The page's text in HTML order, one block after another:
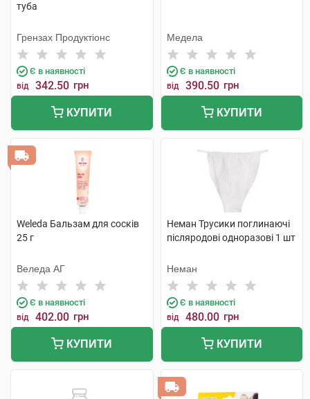
туба
Грензах Продуктіонс
Є в наявності
від 342.50 грн
КУПИТИ
Медела
Є в наявності
від 390.50 грн
КУПИТИ
Weleda Бальзам для сосків
25 г
Веледа АГ
Є в наявності
від 402.00 грн
КУПИТИ
Неман Трусики поглинаючі
післяродові одноразові 1 шт
Неман
Є в наявності
від 480.00 грн
КУПИТИ